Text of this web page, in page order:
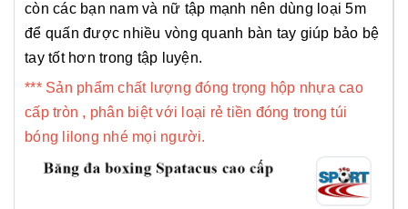
còn các bạn nam và nữ tập mạnh nên dùng loại 5m
để quấn được nhiều vòng quanh bàn tay giúp bảo bệ
tay tốt hơn trong tập luyện.
*** Sản phẩm chất lượng đóng trọng hộp nhựa cao
cấp tròn , phân biệt với loại rẻ tiền đóng trong túi
bóng lilong nhé mọi người.